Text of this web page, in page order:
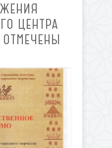
ЦЕНТРА